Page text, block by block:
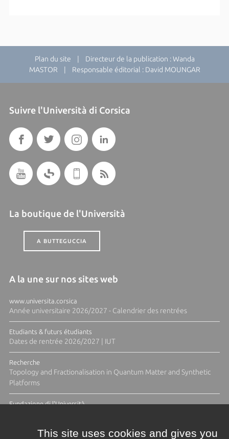
Plan du site | Directeur de la publication : Wanda
MASTOR | Responsable éditorial : David MOUNGAR
Suivre l'Università di Corsica
La boutique de l'Università
A BUTTEGUCCIA
A la une sur nos sites web
www.universita.corsica
Année universitaire 2026/2027 - Calendrier des rentrées
Etudiants & futurs étudiants
Dates de rentrée 2026/2027 | IUT
Recherche
Topology and Fractionalisation in Quantum Matter and Synthetic
Platforms
Fundazione di l'Università
This site uses cookies and gives you